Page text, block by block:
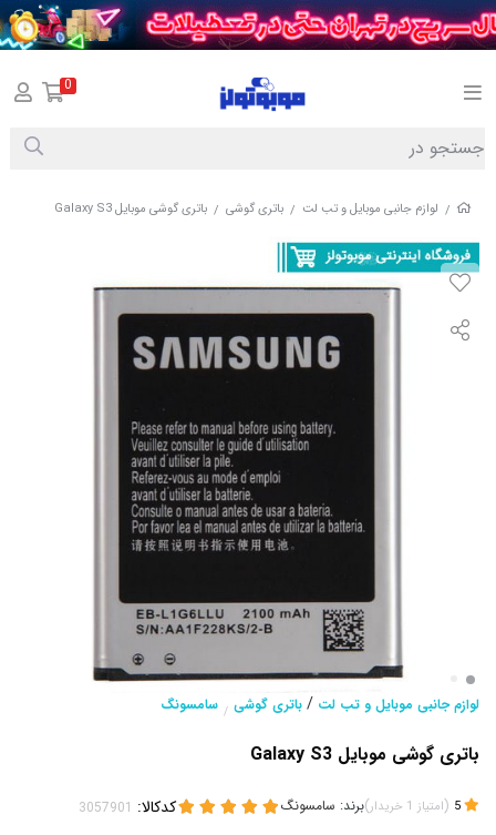
/ لوازم جانبی موبایل و تب لت / باتری گوشی / باتری گوشی موبایل Galaxy S3
لوازم جانبی موبایل و تب لت / باتری گوشی / سامسونگ
باتری گوشی موبایل Galaxy S3
(امتیاز 1 خریدار)برند: سامسونگ کدکالا:
0